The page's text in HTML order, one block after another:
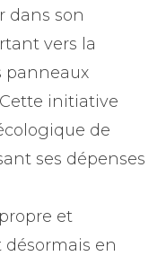
dans son
vers la
panneaux
initiative
de
ses dépenses
et
désormais en